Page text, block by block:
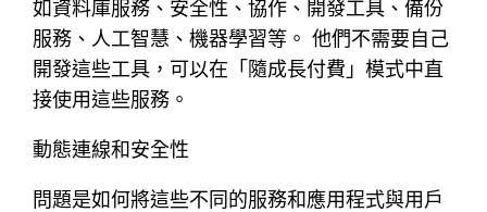
如資料庫服務、安全性、協作、開發工具、備份
服務、人工智慧、機器學習等。 他們不需要自己
開發這些工具，可以在「隨成長付費」模式中直
接使用這些服務。
動態連線和安全性
問題是如何將這些不同的服務和應用程式與用戶